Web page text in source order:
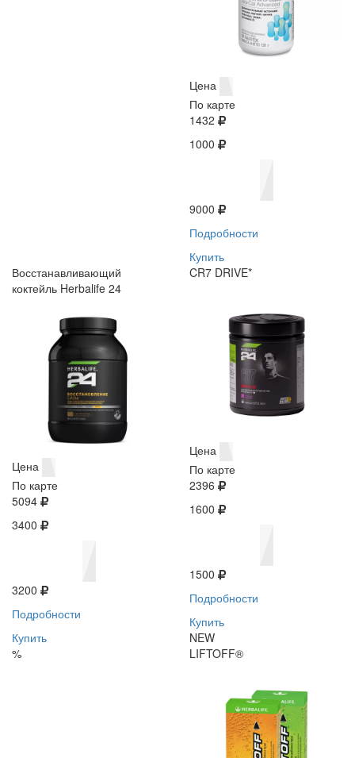
Цена
По карте
1432
1000
9000
Подробности
Купить
Восстанавливающий
коктейль Herbalife 24
Цена
По карте
5094
3400
3200
Подробности
Купить
%
CR7 DRIVE*
Цена
По карте
2396
1600
1500
Подробности
Купить
NEW
LIFTOFF®